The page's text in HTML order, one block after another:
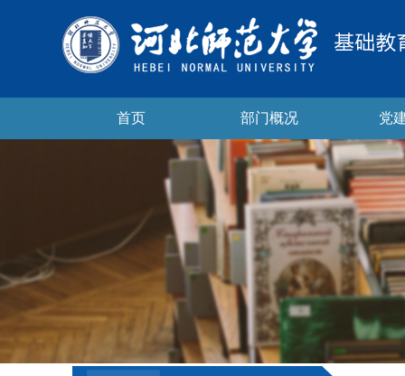
首页 部门概况 党